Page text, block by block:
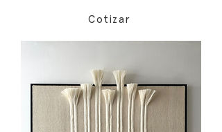
Cotizar